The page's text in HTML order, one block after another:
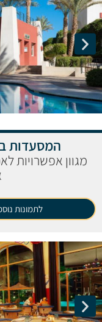
המסעדות
מגוון אפשרויות
לתמונות